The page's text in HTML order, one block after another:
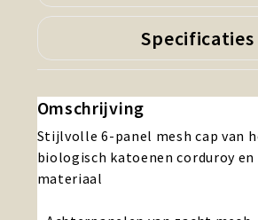
Specificaties
Omschrijving
Stijlvolle 6-panel mesh cap van
biologisch katoenen corduroy en
materiaal